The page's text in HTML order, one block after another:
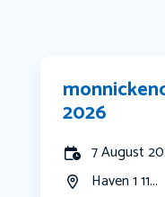
2026
7 August
Haven 1 11...